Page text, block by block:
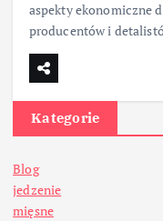
aspekty ekonomiczne
producentów i
Kategorie
Blog
jedzenie
mięsne